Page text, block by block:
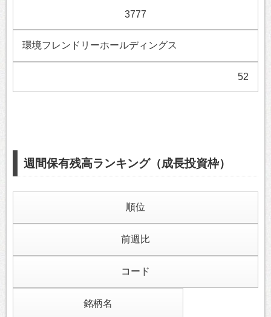
3777
環境フレンドリーホールディングス
52
週間保有残高ランキング（成長投資枠）
順位
前週比
コード
銘柄名